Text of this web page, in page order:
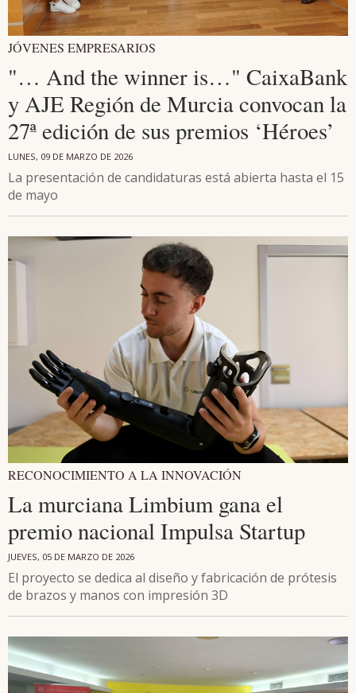
JÓVENES EMPRESARIOS
"… And the winner is…" CaixaBank
y AJE Región de Murcia convocan la
27ª edición de sus premios ‘Héroes’
LUNES, 09 DE MARZO DE 2026
La presentación de candidaturas está abierta hasta el 15
de mayo
RECONOCIMIENTO A LA INNOVACIÓN
La murciana Limbium gana el
premio nacional Impulsa Startup
JUEVES, 05 DE MARZO DE 2026
El proyecto se dedica al diseño y fabricación de prótesis
de brazos y manos con impresión 3D